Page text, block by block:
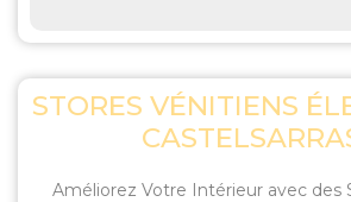
STORES VÉNITIENS
Améliorez Votre Intérieur avec des